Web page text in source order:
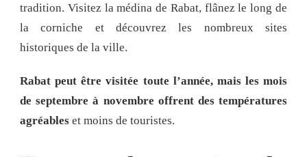
tradition. Visitez la médina de Rabat, flânez le long de
la corniche et découvrez les nombreux sites
historiques de la ville.
Rabat peut être visitée toute l’année, mais les mois
de septembre à novembre offrent des températures
agréables et moins de touristes.